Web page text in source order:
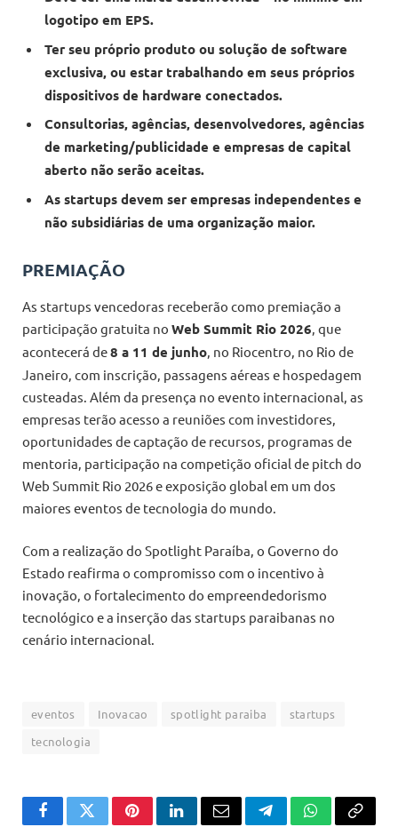
logotipo em EPS.
Ter seu próprio produto ou solução de software
exclusiva, ou estar trabalhando em seus próprios
dispositivos de hardware conectados.
Consultorias, agências, desenvolvedores, agências
de marketing/publicidade e empresas de capital
aberto não serão aceitas.
As startups devem ser empresas independentes e
não subsidiárias de uma organização maior.
PREMIAÇÃO
As startups vencedoras receberão como premiação a
participação gratuita no Web Summit Rio 2026, que
acontecerá de8 a 11 de junho, no Riocentro, no Rio de
Janeiro, com inscrição, passagens aéreas e hospedagem
custeadas. Além da presença no evento internacional, as
empresas terão acesso a reuniões com investidores,
oportunidades de captação de recursos, programas de
mentoria, participação na competição oficial de pitch do
Web Summit Rio 2026 e exposição global em um dos
maiores eventos de tecnologia do mundo.
Com a realização do Spotlight Paraíba, o Governo do
Estado reafirma o compromisso com o incentivo à
inovação, o fortalecimento do empreendedorismo
tecnológico e a inserção das startups paraibanas no
cenário internacional.
eventos Inovacao spotlight paraiba
startups
tecnologia
FacebookTwitterPinterestLinkedInEmail TelegramWhatsApp
Copiar